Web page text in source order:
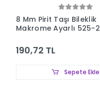
8 Mm Pirit Taşı Bileklik
Makrome Ayarlı 525-2
190,72 TL
Sepete Ekle